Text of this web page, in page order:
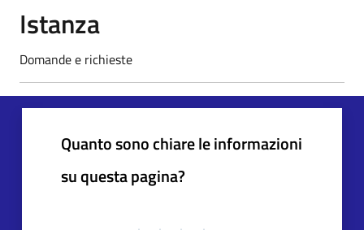
Istanza
Domande e richieste
Quanto sono chiare le informazioni
su questa pagina?